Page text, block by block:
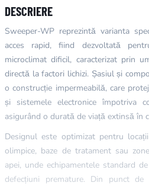
DESCRIERE
Sweeper-WP reprezintă varianta
acces rapid, fiind dezvoltată
microclimat dificil, caracterizat prin
directă la factori lichizi. Șasiul și
o construcție impermeabilă, care
și sistemele electronice împotriva
asigurând o durată de viață extinsă în
Designul este optimizat pentru
olimpice, baze de tratament sau
apei, unde echipamentele standard
defecțiuni premature. Din punct de